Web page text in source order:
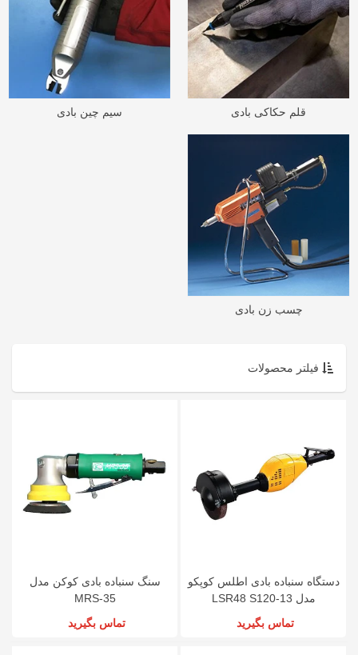
قلم حکاکی بادی سیم چین بادی
چسب زن بادی
فیلتر محصولات
دستگاه سنباده بادی اطلس کوپکو
مدل LSR48 S120-13
تماس بگیرید
سنگ سنباده بادی کوکن مدل
MRS-35
تماس بگیرید